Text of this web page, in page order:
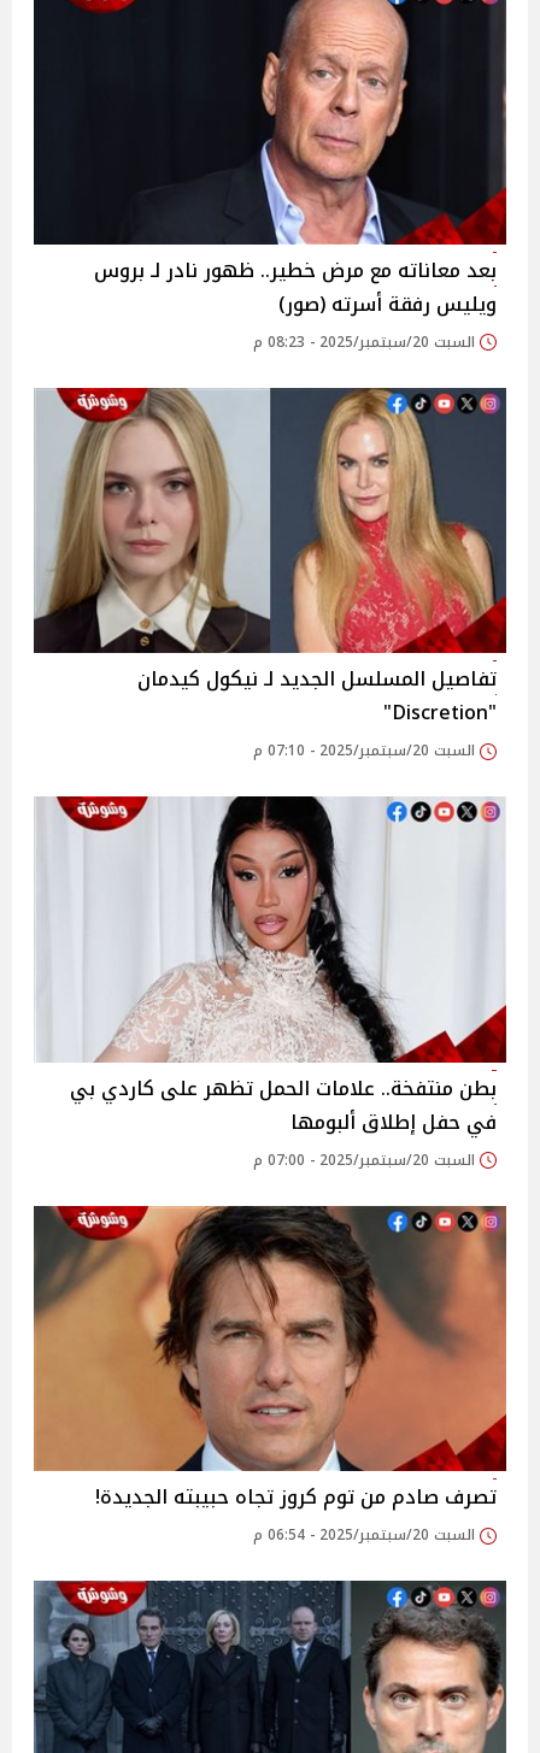
بعد معاناته مع مرض خطير.. ظهور نادر لـ بروس
ويليس رفقة أسرته (صور)
السبت 20/سبتمبر/2025 - 08:23 م
تفاصيل المسلسل الجديد لـ نيكول كيدمان
"Discretion"
السبت 20/سبتمبر/2025 - 07:10 م
بطن منتفخة.. علامات الحمل تظهر على كاردي بي
في حفل إطلاق ألبومها
السبت 20/سبتمبر/2025 - 07:00 م
تصرف صادم من توم كروز تجاه حبيبته الجديدة!
السبت 20/سبتمبر/2025 - 06:54 م